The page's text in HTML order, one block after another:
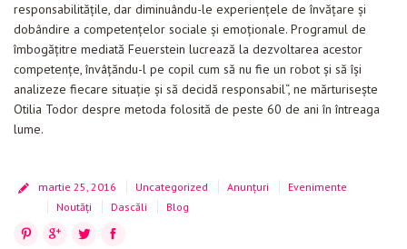
responsabilitățile, dar diminuându-le experiențele de învățare și
dobândire a competențelor sociale și emoționale. Programul de
îmbogățitre mediată Feuerstein lucrează la dezvoltarea acestor
competențe, învâțăndu-l pe copil cum să nu fie un robot și să își
analizeze fiecare situație și să decidă responsabil“, ne mărturisește
Otilia Todor despre metoda folosită de peste 60 de ani în întreaga
lume.
martie 25, 2016 Uncategorized Anunțuri
Evenimente
Noutăți
Dascăli Blog
Facebook
Twitter
Google+
Pinterest